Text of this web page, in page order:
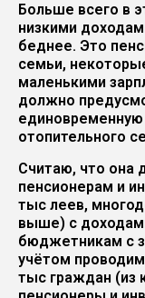
Больше всего в
низкими
беднее. Это
семьи,
маленькими
должно
отопительного
Считаю, что она
пенсионерам и
тыс леев,
выше) с
бюджетникам с
учётом
тыс граждан (из